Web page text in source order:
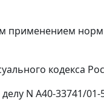
применением
кодекса
N А40-33741/